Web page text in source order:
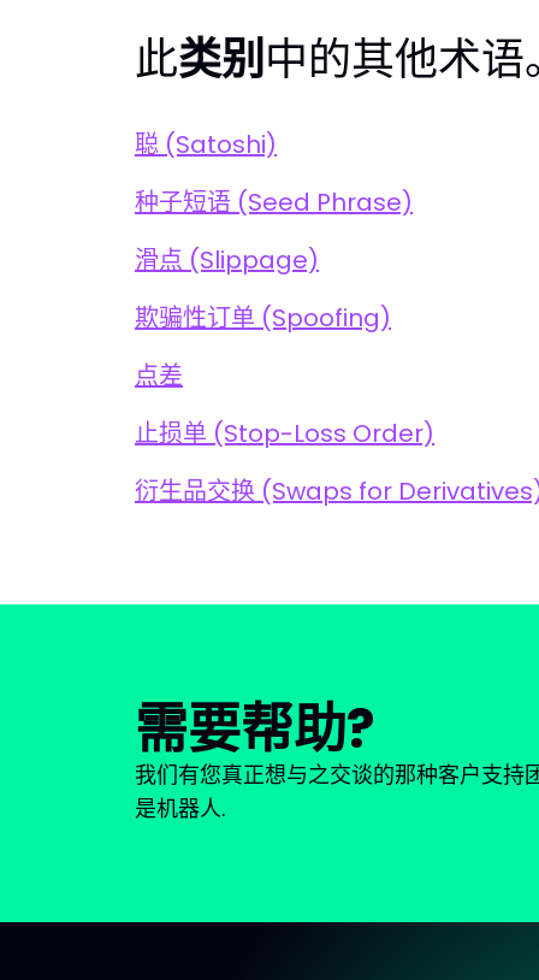
此类别中的其他术语
聪 (Satoshi)
种子短语 (Seed Phrase)
滑点 (Slippage)
欺骗性订单 (Spoofing)
点差
止损单 (Stop-Loss Order)
衍生品交换 (Swaps for
需要帮助?
我们有您真正想与之交谈的那种客户支持
是机器人.